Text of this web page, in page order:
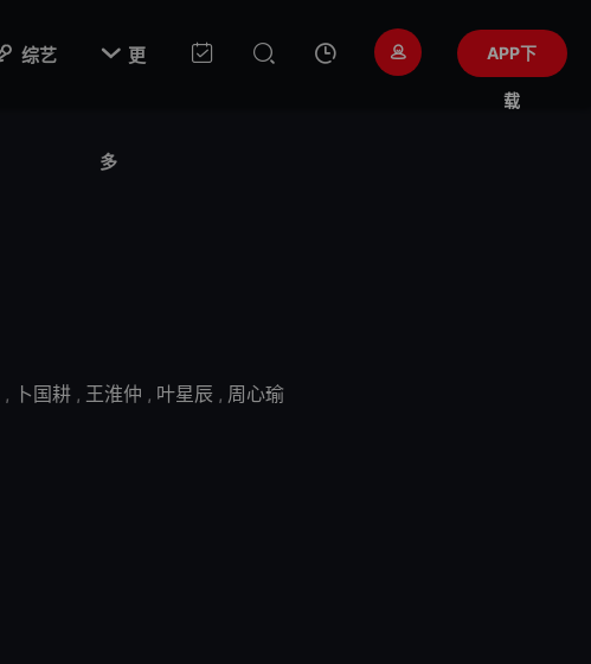
综艺  更
多
APP下
载
, 卜国耕 , 王淮仲 , 叶星辰 , 周心瑜